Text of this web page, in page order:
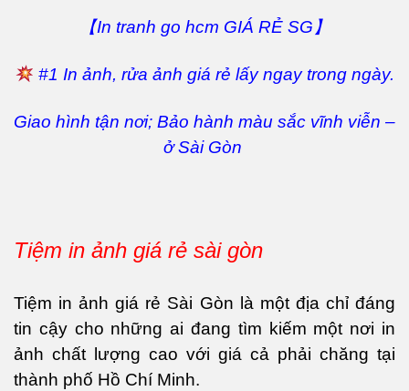
【In tranh go hcm GIÁ RẺ SG】
#1 In ảnh, rửa ảnh giá rẻ lấy ngay trong ngày.
Giao hình tận nơi; Bảo hành màu sắc vĩnh viễn –
ở Sài Gòn
Tiệm in ảnh giá rẻ sài gòn
Tiệm in ảnh giá rẻ Sài Gòn là một địa chỉ đáng
tin cậy cho những ai đang tìm kiếm một nơi in
ảnh chất lượng cao với giá cả phải chăng tại
thành phố Hồ Chí Minh.